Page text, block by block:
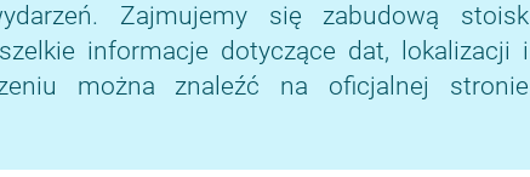
Zajmujemy się zabudową stoisk
informacje dotyczące dat, lokalizacji i
można znaleźć na oficjalnej stronie